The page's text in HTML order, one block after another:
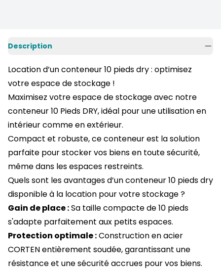
Description
Location d’un conteneur 10 pieds dry : optimisez
votre espace de stockage !
Maximisez votre espace de stockage avec notre
conteneur 10 Pieds DRY, idéal pour une utilisation en
intérieur comme en extérieur.
Compact et robuste, ce conteneur est la solution
parfaite pour stocker vos biens en toute sécurité,
même dans les espaces restreints.
Quels sont les avantages d’un conteneur 10 pieds dry
disponible à la location pour votre stockage ?
Gain de place :Sa taille compacte de 10 pieds
s'adapte parfaitement aux petits espaces.
Protection optimale :Construction en acier
CORTEN entièrement soudée, garantissant une
résistance et une sécurité accrues pour vos biens.